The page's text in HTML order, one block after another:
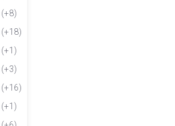
+8
+18
+1
+3
+16
+1